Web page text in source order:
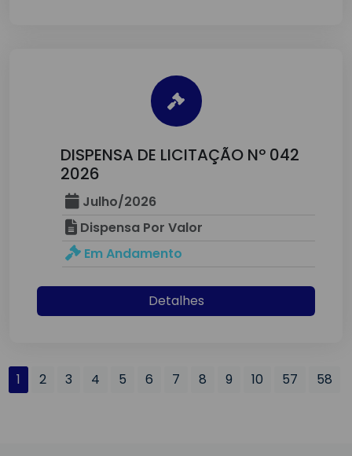
DISPENSA DE LICITAÇÃO Nº 042
2026
Julho/2026
Dispensa Por Valor
Em Andamento
Detalhes
1 2 3 4 5 6 7 8 9 10 57 58